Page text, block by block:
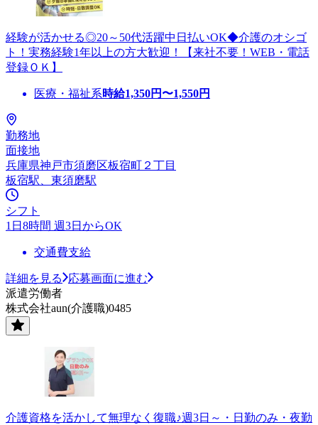
経験が活かせる◎20～50代活躍中日払いOK◆介護のオシゴ
ト！実務経験1年以上の方大歓迎！【来社不要！WEB・電話
登録ＯＫ】
医療・福祉系時給1,350円〜1,550円
勤務地
面接地
兵庫県神戸市須磨区板宿町２丁目
板宿駅、東須磨駅
シフト
1日8時間 週3日からOK
交通費支給
詳細を見る
応募画面に進む
派遣労働者
株式会社aun(介護職)0485
介護資格を活かして無理なく復職♪週3日～・日勤のみ・夜勤